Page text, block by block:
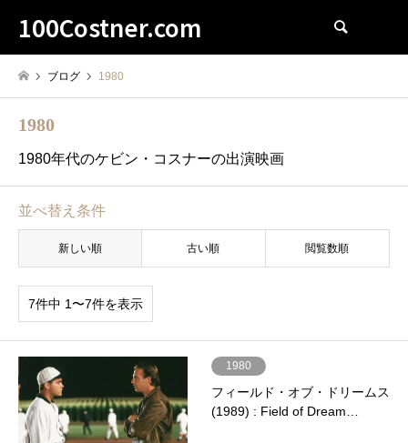
100Costner.com
ブログ 1980
1980
1980年代のケビン・コスナーの出演映画
並べ替え条件
新しい順 古い順 閲覧数順
7件中 1〜7件を表示
1980
フィールド・オブ・ドリームス
(1989) : Field of Dream…